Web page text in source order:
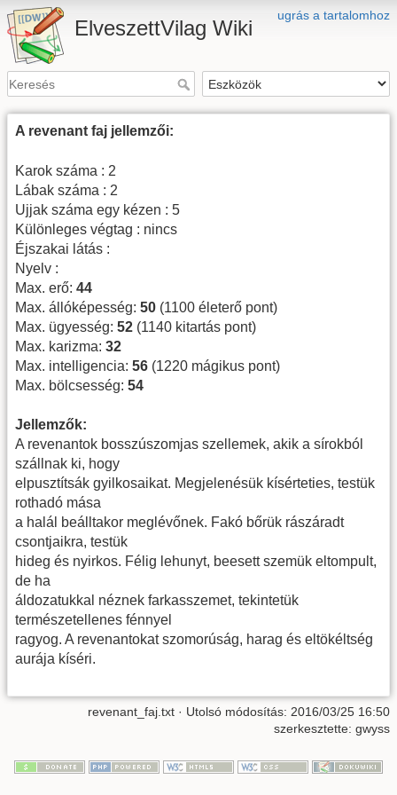
ugrás a tartalomhoz
ElveszettVilag Wiki
A revenant faj jellemzői:
Karok száma : 2
Lábak száma : 2
Ujjak száma egy kézen : 5
Különleges végtag : nincs
Éjszakai látás :
Nyelv :
Max. erő: 44
Max. állóképesség: 50 (1100 életerő pont)
Max. ügyesség: 52 (1140 kitartás pont)
Max. karizma: 32
Max. intelligencia: 56 (1220 mágikus pont)
Max. bölcsesség: 54
Jellemzők:
A revenantok bosszúszomjas szellemek, akik a sírokból
szállnak ki, hogy
elpusztítsák gyilkosaikat. Megjelenésük kísérteties, testük
rothadó mása
a halál beálltakor meglévőnek. Fakó bőrük rászáradt
csontjaikra, testük
hideg és nyirkos. Félig lehunyt, beesett szemük eltompult,
de ha
áldozatukkal néznek farkasszemet, tekintetük
természetellenes fénnyel
ragyog. A revenantokat szomorúság, harag és eltökéltség
aurája kíséri.
revenant_faj.txt · Utolsó módosítás: 2016/03/25 16:50
szerkesztette: gwyss